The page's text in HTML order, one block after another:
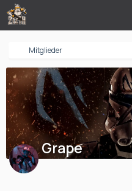
Mitglieder
Grape